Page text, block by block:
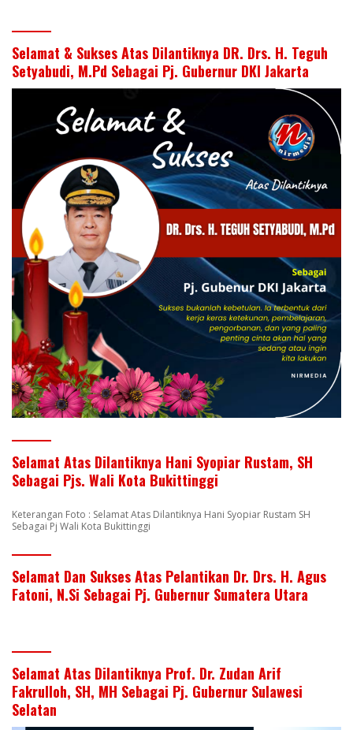
Selamat & Sukses Atas Dilantiknya DR. Drs. H. Teguh
Setyabudi, M.Pd Sebagai Pj. Gubernur DKI Jakarta
Selamat Atas Dilantiknya Hani Syopiar Rustam, SH
Sebagai Pjs. Wali Kota Bukittinggi
Keterangan Foto : Selamat Atas Dilantiknya Hani Syopiar Rustam SH
Sebagai Pj Wali Kota Bukittinggi
Selamat Dan Sukses Atas Pelantikan Dr. Drs. H. Agus
Fatoni, N.Si Sebagai Pj. Gubernur Sumatera Utara
Selamat Atas Dilantiknya Prof. Dr. Zudan Arif
Fakrulloh, SH, MH Sebagai Pj. Gubernur Sulawesi
Selatan